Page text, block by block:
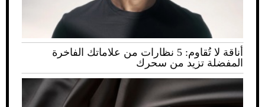
أناقة لا تُقاوم: 5 نظارات من علاماتك الفاخرة
المفضلة تزيد من سحرك